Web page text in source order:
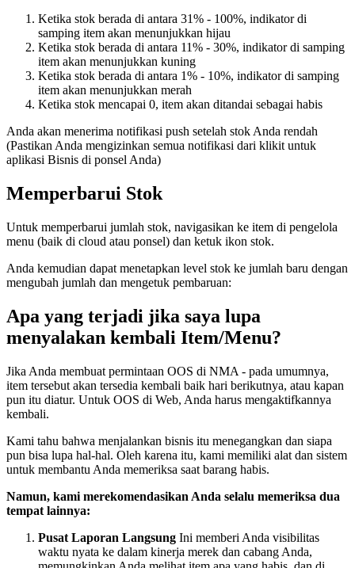
Ketika stok berada di antara 31% - 100%, indikator di
samping item akan menunjukkan hijau
Ketika stok berada di antara 11% - 30%, indikator di samping
item akan menunjukkan kuning
Ketika stok berada di antara 1% - 10%, indikator di samping
item akan menunjukkan merah
Ketika stok mencapai 0, item akan ditandai sebagai habis
Anda akan menerima notifikasi push setelah stok Anda rendah
(Pastikan Anda mengizinkan semua notifikasi dari klikit untuk
aplikasi Bisnis di ponsel Anda)
Memperbarui Stok
Untuk memperbarui jumlah stok, navigasikan ke item di pengelola
menu (baik di cloud atau ponsel) dan ketuk ikon stok.
Anda kemudian dapat menetapkan level stok ke jumlah baru dengan
mengubah jumlah dan mengetuk pembaruan:
Apa yang terjadi jika saya lupa
menyalakan kembali Item/Menu?
Jika Anda membuat permintaan OOS di NMA - pada umumnya,
item tersebut akan tersedia kembali baik hari berikutnya, atau kapan
pun itu diatur. Untuk OOS di Web, Anda harus mengaktifkannya
kembali.
Kami tahu bahwa menjalankan bisnis itu menegangkan dan siapa
pun bisa lupa hal-hal. Oleh karena itu, kami memiliki alat dan sistem
untuk membantu Anda memeriksa saat barang habis.
Namun, kami merekomendasikan Anda selalu memeriksa dua
tempat lainnya:
Pusat Laporan Langsung Ini memberi Anda visibilitas
waktu nyata ke dalam kinerja merek dan cabang Anda,